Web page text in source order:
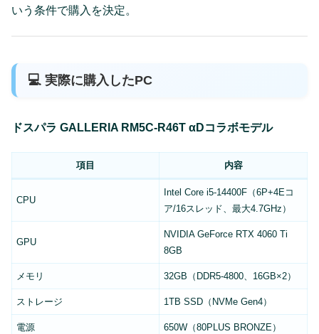
いう条件で購入を決定。
💻 実際に購入したPC
ドスパラ GALLERIA RM5C-R46T αDコラボモデル
項目 内容
CPU
Intel Core i5-14400F（6P+4Eコ
ア/16スレッド、最大4.7GHz）
GPU
NVIDIA GeForce RTX 4060 Ti
8GB
メモリ 32GB（DDR5-4800、16GB×2）
ストレージ 1TB SSD（NVMe Gen4）
電源 650W（80PLUS BRONZE）